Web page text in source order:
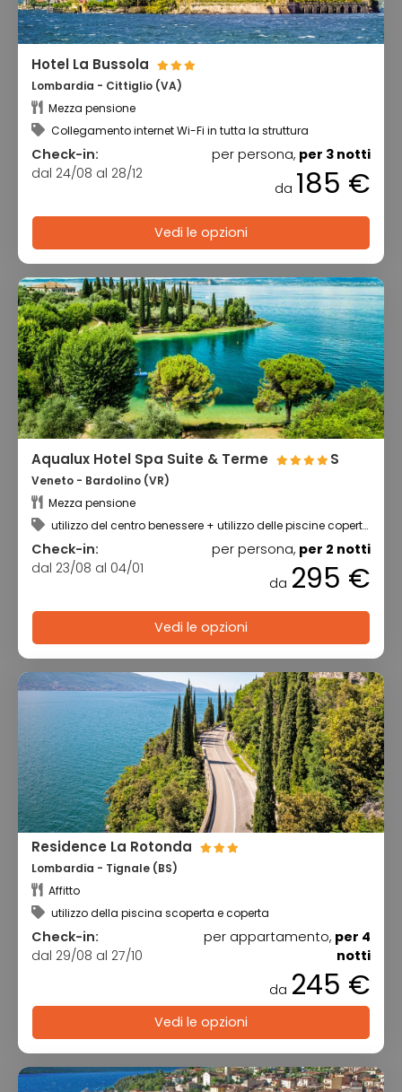
Hotel La Bussola
Lombardia - Cittiglio (VA)
Mezza pensione
Collegamento internet Wi-Fi in tutta la struttura
Check-in:
dal 24/08 al 28/12
per persona, per 3 notti
da 185 €
Vedi le opzioni
Aqualux Hotel Spa Suite & Terme S
Veneto - Bardolino (VR)
Mezza pensione
utilizzo del centro benessere + utilizzo delle piscine coperte
Check-in:
dal 23/08 al 04/01
per persona, per 2 notti
da 295 €
Vedi le opzioni
Residence La Rotonda
Lombardia - Tignale (BS)
Affitto
utilizzo della piscina scoperta e coperta
Check-in:
dal 29/08 al 27/10
per appartamento, per 4
notti
da 245 €
Vedi le opzioni